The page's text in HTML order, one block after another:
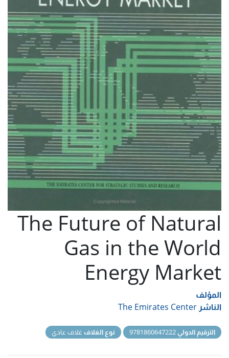
The Future of Natural
Gas in the World
Energy Market
المؤلف
الناشر The Emirates Center
الترقيم الدولي نوع الغلاف غلاف عادي